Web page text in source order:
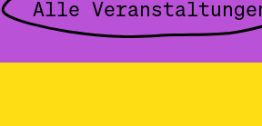
Alle